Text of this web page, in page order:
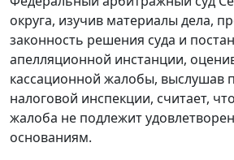
округа, изучив материалы дела,
законность решения суда и
апелляционной инстанции,
кассационной жалобы, выслушав
налоговой инспекции, считает,
жалоба не подлежит
основаниям.